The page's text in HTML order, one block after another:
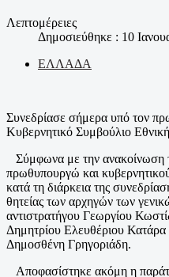
Λεπτομέρειες
Δημοσιεύθηκε : 10
ΕΛΛΑΔΑ
Συνεδρίασε σήμερα υπό τον
Κυβερνητικό Συμβούλιο
Σύμφωνα με την ανακοίνωση
πρωθυπουργώ και
κατά τη διάρκεια της
θητείας των αρχηγών των
αντιστρατήγου Γεωργίου
Δημητρίου Ελευθέριου Κατάρα
Δημοσθένη Γρηγοριάδη.
Αποφασίστηκε ακόμη η